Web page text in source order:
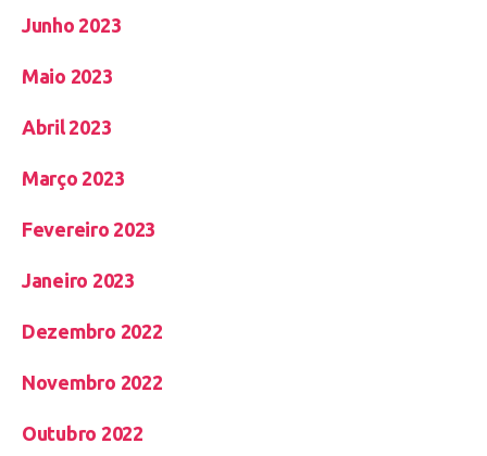
Junho 2023
Maio 2023
Abril 2023
Março 2023
Fevereiro 2023
Janeiro 2023
Dezembro 2022
Novembro 2022
Outubro 2022